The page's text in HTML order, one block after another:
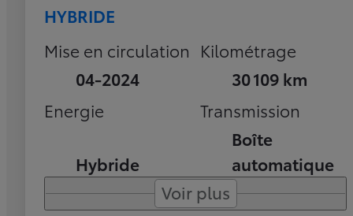
HYBRIDE
Mise en circulation
04-2024
Kilométrage
30 109 km
Energie
Hybride
Transmission
Boîte
automatique
Voir plus